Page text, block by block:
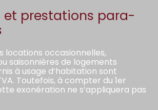
et prestations para-
locations occasionnelles,
saisonnières de logements
à usage d’habitation sont
Toutefois, à compter du 1er
exonération ne s’appliquera pas